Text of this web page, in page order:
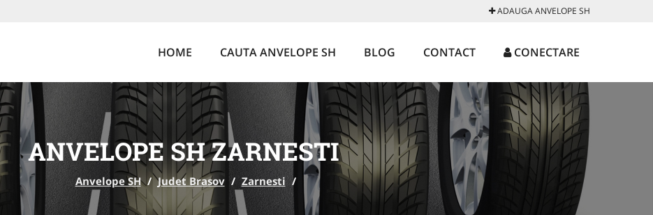
ADAUGA ANVELOPE SH
HOME CAUTA ANVELOPE SH BLOG CONTACT CONECTARE
ANVELOPE SH ZARNESTI
Anvelope SH / Judet Brasov / Zarnesti /